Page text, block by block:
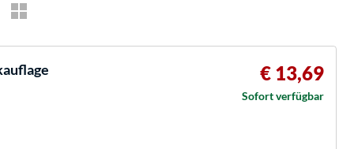
€ 13,69
Sofort verfügbar